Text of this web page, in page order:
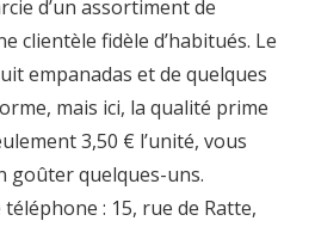
d’un assortiment de
clientèle fidèle d’habitués. Le
empanadas et de quelques
mais ici, la qualité prime
3,50 € l’unité, vous
goûter quelques-uns.
: 15, rue de Ratte,